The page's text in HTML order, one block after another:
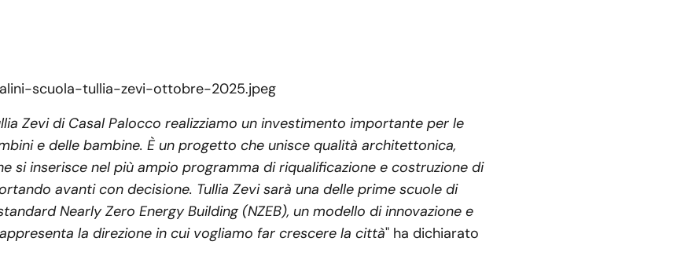
Zevi di Casal Palocco realizziamo un investimento importante per le
e delle bambine. È un progetto che unisce qualità architettonica,
si inserisce nel più ampio programma di riqualificazione e costruzione di
avanti con decisione. Tullia Zevi sarà una delle prime scuole di
Nearly Zero Energy Building (NZEB), un modello di innovazione e
la direzione in cui vogliamo far crescere la città" ha dichiarato